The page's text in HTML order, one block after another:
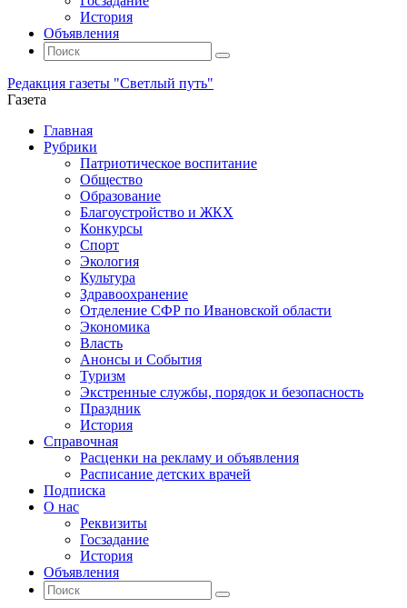
История
Объявления
Поиск
Искать:
Поиск
Редакция газеты "Светлый путь"
Газета
Промотать
содержимому
Главная
Рубрики
Патриотическое воспитание
Общество
Образование
Благоустройство и ЖКХ
Конкурсы
Спорт
Экология
Культура
Здравоохранение
Отделение СФР по Ивановской области
Экономика
Власть
Анонсы и События
Туризм
Экстренные службы, порядок и безопасность
Праздник
История
Справочная
Расценки на рекламу и объявления
Расписание детских врачей
Подписка
О нас
Реквизиты
Госзадание
История
Объявления
Поиск
Искать:
Поиск